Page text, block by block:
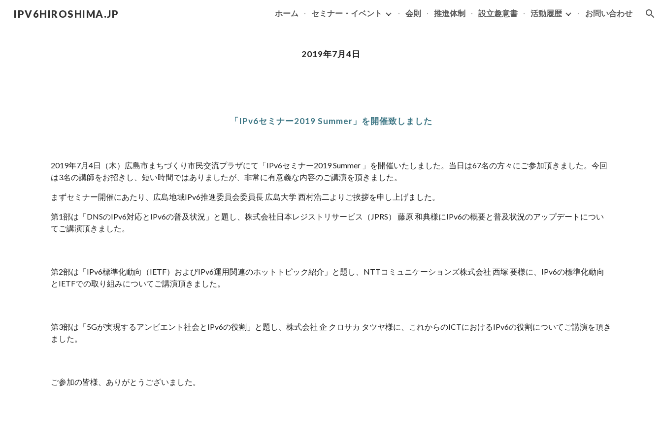
Skip to main content Skip to navigation
IPV6HIROSHIMA.JP ホーム セミナー・イベント 会則 推進体制 設立趣意書 活動履歴 お問い合わせ
2019年7月4日
「IPv6セミナー2019 Summer」を開催致しました
2019年7月4日（木）広島市まちづくり市民交流プラザにて「IPv6セミナー2019 Summer 」を開催いたしました。当日は67名の方々にご参加頂きました。今回
は3名の講師をお招きし、短い時間ではありましたが、非常に有意義な内容のご講演を頂きました。
まずセミナー開催にあたり、広島地域IPv6推進委員会委員長 広島大学 西村浩二よりご挨拶を申し上げました。
第1部は「DNSのIPv6対応とIPv6の普及状況」と題し、株式会社日本レジストリサービス（JPRS） 藤原 和典様にIPv6の概要と普及状況のアップデートについ
てご講演頂きました。
第2部は「IPv6標準化動向（IETF）およびIPv6運用関連のホットトピック紹介」と題し、NTTコミュニケーションズ株式会社 西塚 要様に、IPv6の標準化動向
とIETFでの取り組みについてご講演頂きました。
第3部は「5Gが実現するアンビエント社会とIPv6の役割」と題し、株式会社 企 クロサカ タツヤ様に、これからのICTにおけるIPv6の役割についてご講演を頂き
ました。
ご参加の皆様、ありがとうございました。